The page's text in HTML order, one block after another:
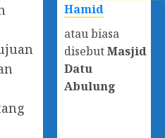
Hamid
atau biasa
disebutMasjid
Datu
Abulung